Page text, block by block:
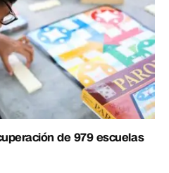
de 979 escuelas